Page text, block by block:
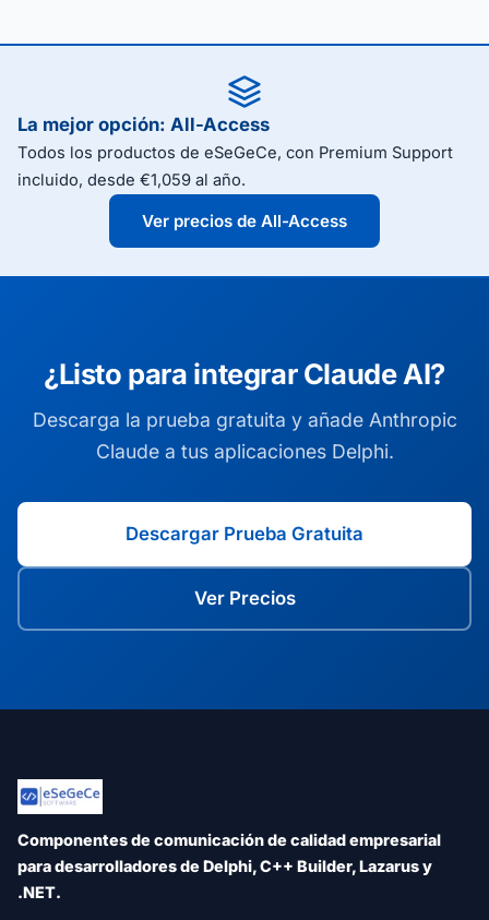
La mejor opción: All-Access
Todos los productos de eSeGeCe, con Premium Support
incluido, desde €1,059 al año.
Ver precios de All-Access
¿Listo para integrar Claude AI?
Descarga la prueba gratuita y añade Anthropic
Claude a tus aplicaciones Delphi.
Descargar Prueba Gratuita
Ver Precios
Componentes de comunicación de calidad empresarial
para desarrolladores de Delphi, C++ Builder, Lazarus y
.NET.